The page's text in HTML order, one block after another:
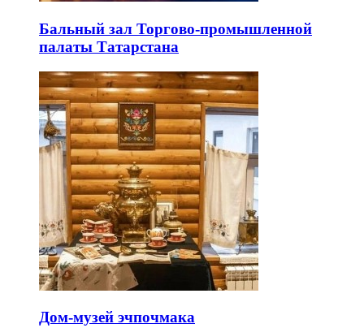
Бальный зал Торгово-промышленной
палаты Татарстана
Дом-музей эчпочмака